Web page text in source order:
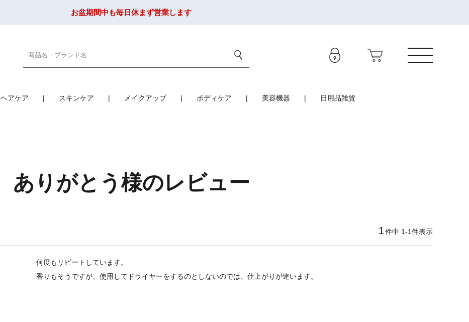
お盆期間中も毎日休まず営業します
ヘアケア スキンケア メイクアップ ボディケア 美容機器 日用品雑貨
ありがとう様のレビュー
1件中 1-1件表示
何度もリピートしています。
香りもそうですが、使用してドライヤーをするのとしないのでは、仕上がりが違います。